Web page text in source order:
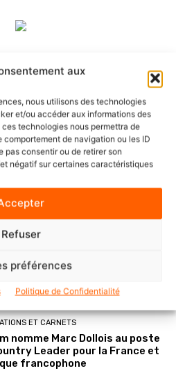
aux
nous utilisons des technologies
et/ou accéder aux informations des
technologies nous permettra de
de navigation ou les ID
pas consentir ou de retirer son
négatif sur certaines caractéristiques
Refuser
préférences
Politique de Confidentialité
ET SERVICES
construit les fondations
IA souveraine et maîtrisée
ET CARNETS
nomme Marc Dollois au poste
Leader pour la France et
francophone